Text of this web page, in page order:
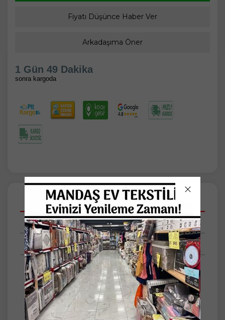
Fiyatı Düşünce Haber Ver
Arkadaşıma Öner
1 Gün 49 Dakika
sonra kargoda
Açıklamalar
Taksit Seçenekleri
Tüm Yorumlar
Kadife,varaklı Deri Işlemeli,3 Parça Takımı.1
Runner,,2 Sehpa Örtüsü //sehpa Örtüsü 85392
k yeşil Kadife Üzeri gümüş Varaklı Deri ve
yeşil Kadife Üzeri Gümüş Varaklı Deri